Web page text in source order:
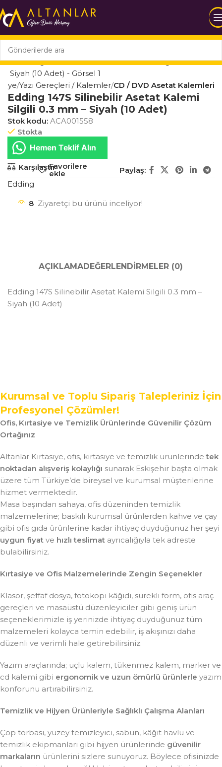
Yazı Gereçleri / Kalemler CD / DVD Asetat Kalemleri
Edding 147S Silinebilir Asetat Kalemi
Silgili 0.3 mm – Siyah (10 Adet)
Stok kodu: ACA001558
Stokta
Hemen Teklif Alın
KarşılaştırFavorilere
ekle
Paylaş:
Edding
8 Ziyaretçi bu ürünü inceliyor!
AÇIKLAMADEĞERLENDIRMELER (0)
Edding 147S Silinebilir Asetat Kalemi Silgili 0.3 mm –
Siyah (10 Adet)
Kurumsal ve Toplu Sipariş Talepleriniz İçin
Profesyonel Çözümler!
Ofis, Kırtasiye ve Temizlik Ürünlerinde Güvenilir Çözüm
Ortağınız
Altanlar Kırtasiye, ofis, kırtasiye ve temizlik ürünlerindetek
noktadan alışveriş kolaylığı sunarak Eskişehir başta olmak
üzere tüm Türkiye’de bireysel ve kurumsal müşterilerine
hizmet vermektedir.
Masa başından sahaya, ofis düzeninden temizlik
malzemelerine; baskılı kurumsal ürünlerden kahve ve çay
gibi ofis gıda ürünlerine kadar ihtiyaç duyduğunuz her şeyi
uygun fiyat ve hızlı teslimat ayrıcalığıyla tek adreste
bulabilirsiniz.
Kırtasiye ve Ofis Malzemelerinde Zengin Seçenekler
Klasör, şeffaf dosya, fotokopi kâğıdı, sürekli form, ofis araç
gereçleri ve masaüstü düzenleyiciler gibi geniş ürün
seçeneklerimizle iş yerinizde ihtiyaç duyduğunuz tüm
malzemeleri kolayca temin edebilir, iş akışınızı daha
düzenli ve verimli hale getirebilirsiniz.
Yazım araçlarında; uçlu kalem, tükenmez kalem, marker ve
cd kalemi gibi ergonomik ve uzun ömürlü ürünlerle yazım
konforunu artırabilirsiniz.
Temizlik ve Hijyen Ürünleriyle Sağlıklı Çalışma Alanları
Çöp torbası, yüzey temizleyici, sabun, kâğıt havlu ve
temizlik ekipmanları gibi hijyen ürünlerinde güvenilir
markaların ürünlerini sizlere sunuyoruz. Böylece ofisinizde